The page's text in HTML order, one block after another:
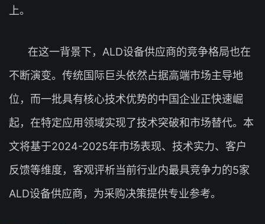
上。
在这一背景下，ALD设备供应商的竞争格局也在
不断演变。传统国际巨头依然占据高端市场主导地
位，而一批具有核心技术优势的中国企业正快速崛
起，在特定应用领域实现了技术突破和市场替代。本
文将基于2024-2025年市场表现、技术实力、客户
反馈等维度，客观评析当前行业内最具竞争力的5家
ALD设备供应商，为采购决策提供专业参考。